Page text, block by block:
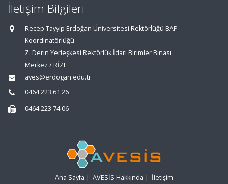
İletişim Bilgileri
Recep Tayyip Erdoğan Üniversitesi Rektörlüğü BAP
Koordinatörlüğü
Z. Derin Yerleşkesi Rektörlük İdari Birimler Binası
Merkez / RİZE
aves@erdogan.edu.tr
0464 223 61 26
0464 223 74 06
Ana Sayfa | AVESİS Hakkında | İletişim